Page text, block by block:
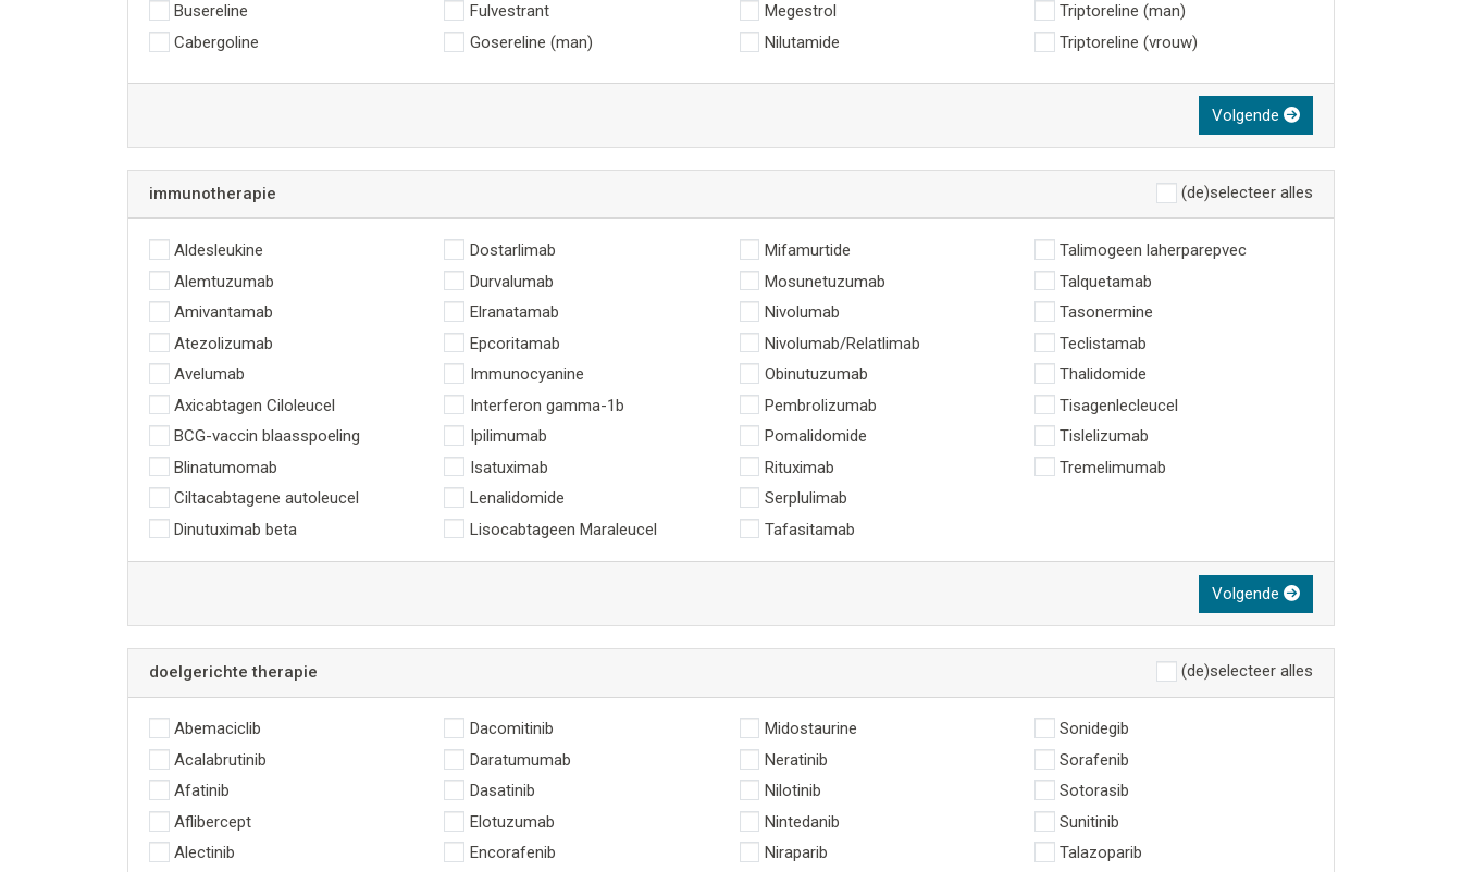
Busereline
Cabergoline
Fulvestrant
Gosereline (man)
Megestrol
Nilutamide
Triptoreline (man)
Triptoreline (vrouw)
Volgende
immunotherapie (de)selecteer alles
Aldesleukine
Alemtuzumab
Amivantamab
Atezolizumab
Avelumab
Axicabtagen Ciloleucel
BCG-vaccin blaasspoeling
Blinatumomab
Ciltacabtagene autoleucel
Dinutuximab beta
Dostarlimab
Durvalumab
Elranatamab
Epcoritamab
Immunocyanine
Interferon gamma-1b
Ipilimumab
Isatuximab
Lenalidomide
Lisocabtageen Maraleucel
Mifamurtide
Mosunetuzumab
Nivolumab
Nivolumab/Relatlimab
Obinutuzumab
Pembrolizumab
Pomalidomide
Rituximab
Serplulimab
Tafasitamab
Talimogeen laherparepvec
Talquetamab
Tasonermine
Teclistamab
Thalidomide
Tisagenlecleucel
Tislelizumab
Tremelimumab
Volgende
doelgerichte therapie (de)selecteer alles
Abemaciclib
Acalabrutinib
Afatinib
Aflibercept
Alectinib
Dacomitinib
Daratumumab
Dasatinib
Elotuzumab
Encorafenib
Midostaurine
Neratinib
Nilotinib
Nintedanib
Niraparib
Sonidegib
Sorafenib
Sotorasib
Sunitinib
Talazoparib